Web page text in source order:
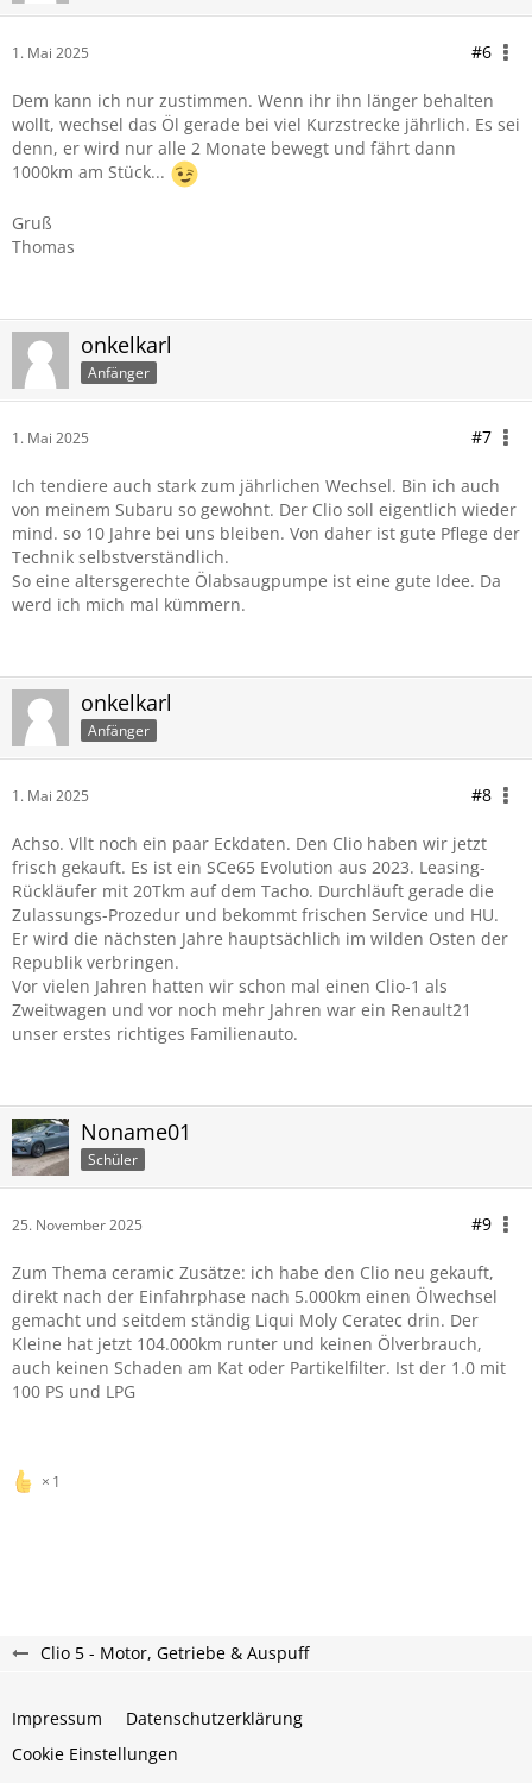
1. Mai 2025 #6
Dem kann ich nur zustimmen. Wenn ihr ihn länger behalten
wollt, wechsel das Öl gerade bei viel Kurzstrecke jährlich. Es sei
denn, er wird nur alle 2 Monate bewegt und fährt dann
1000km am Stück...
Gruß
Thomas
onkelkarl
Anfänger
1. Mai 2025 #7
Ich tendiere auch stark zum jährlichen Wechsel. Bin ich auch
von meinem Subaru so gewohnt. Der Clio soll eigentlich wieder
mind. so 10 Jahre bei uns bleiben. Von daher ist gute Pflege der
Technik selbstverständlich.
So eine altersgerechte Ölabsaugpumpe ist eine gute Idee. Da
werd ich mich mal kümmern.
onkelkarl
Anfänger
1. Mai 2025 #8
Achso. Vllt noch ein paar Eckdaten. Den Clio haben wir jetzt
frisch gekauft. Es ist ein SCe65 Evolution aus 2023. Leasing-
Rückläufer mit 20Tkm auf dem Tacho. Durchläuft gerade die
Zulassungs-Prozedur und bekommt frischen Service und HU.
Er wird die nächsten Jahre hauptsächlich im wilden Osten der
Republik verbringen.
Vor vielen Jahren hatten wir schon mal einen Clio-1 als
Zweitwagen und vor noch mehr Jahren war ein Renault21
unser erstes richtiges Familienauto.
Noname01
Schüler
25. November 2025 #9
Zum Thema ceramic Zusätze: ich habe den Clio neu gekauft,
direkt nach der Einfahrphase nach 5.000km einen Ölwechsel
gemacht und seitdem ständig Liqui Moly Ceratec drin. Der
Kleine hat jetzt 104.000km runter und keinen Ölverbrauch,
auch keinen Schaden am Kat oder Partikelfilter. Ist der 1.0 mit
100 PS und LPG
1
Clio 5 - Motor, Getriebe & Auspuff
Impressum
Datenschutzerklärung
Cookie Einstellungen